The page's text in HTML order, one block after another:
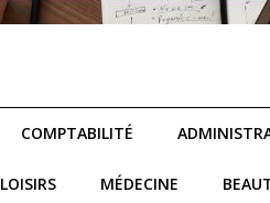
COMPTABILITÉ
LOISIRS MÉDECINE